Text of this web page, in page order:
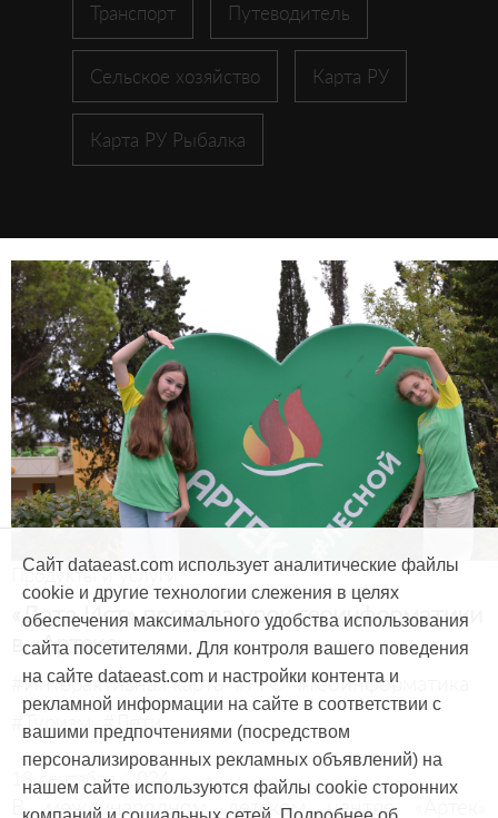
Транспорт Путеводитель
Сельское хозяйство Карта РУ
Карта РУ Рыбалка
Продукты и услуги
«Дата Ист» провела урок геоинформатики
в «Артеке»
#Интерактивная карта #РГО #Геоинформатика
#Туризм
#Дети
18 сентября, 2024
В международном детском центре «Артек»
Сайт dataeast.com использует аналитические файлы
cookie и другие технологии слежения в целях
обеспечения максимального удобства использования
сайта посетителями. Для контроля вашего поведения
на сайте dataeast.com и настройки контента и
рекламной информации на сайте в соответствии с
вашими предпочтениями (посредством
персонализированных рекламных объявлений) на
нашем сайте используются файлы cookie сторонних